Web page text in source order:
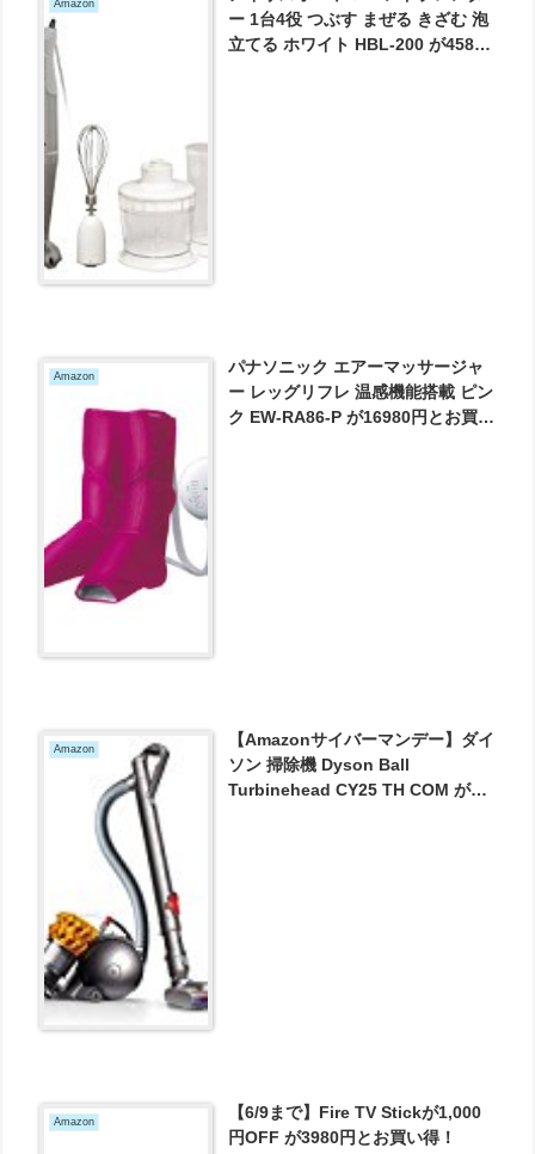
Amazon
ー 1台4役 つぶす まぜる きざむ 泡
立てる ホワイト HBL-200 が4580
Amazon
パナソニック エアーマッサージャ
ー レッグリフレ 温感機能搭載 ピン
ク EW-RA86-P が16980円とお買い
Amazon
【Amazonサイバーマンデー】ダイ
ソン 掃除機 Dyson Ball
Turbinehead CY25 TH COM が
Amazon
【6/9まで】Fire TV Stickが1,000
円OFF が3980円とお買い得！